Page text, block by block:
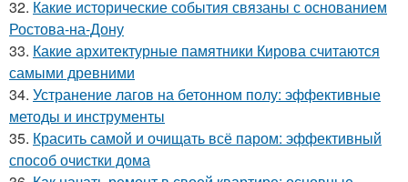
32. Какие исторические события связаны с основанием
Ростова-на-Дону
33. Какие архитектурные памятники Кирова считаются
самыми древними
34. Устранение лагов на бетонном полу: эффективные
методы и инструменты
35. Красить самой и очищать всё паром: эффективный
способ очистки дома